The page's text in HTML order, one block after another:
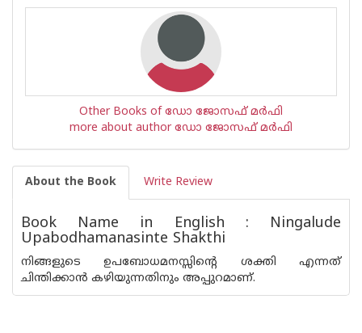
Other Books of ഡോ ജോസഫ് മര്‍ഫി
more about author ഡോ ജോസഫ് മര്‍ഫി
About the Book Write Review
Book Name in English : Ningalude
Upabodhamanasinte Shakthi
നിങ്ങളുടെ ഉപബോധമനസ്സിന്റെ ശക്തി എന്നത്
ചിന്തിക്കാന്‍ കഴിയുന്നതിനും അപ്പുറമാണ്.